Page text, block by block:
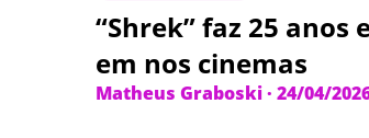
“Shrek” faz 25 anos
em nos cinemas
Matheus Graboski· 24/04/